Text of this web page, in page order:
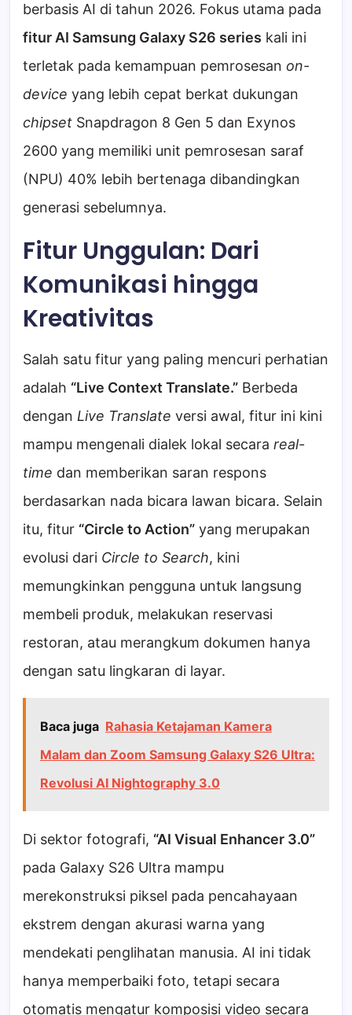
berbasis AI di tahun 2026. Fokus utama pada
fitur AI Samsung Galaxy S26 series kali ini
terletak pada kemampuan pemrosesan on-
device yang lebih cepat berkat dukungan
chipset Snapdragon 8 Gen 5 dan Exynos
2600 yang memiliki unit pemrosesan saraf
(NPU) 40% lebih bertenaga dibandingkan
generasi sebelumnya.
Fitur Unggulan: Dari
Komunikasi hingga
Kreativitas
Salah satu fitur yang paling mencuri perhatian
adalah “Live Context Translate.” Berbeda
dengan Live Translate versi awal, fitur ini kini
mampu mengenali dialek lokal secara real-
time dan memberikan saran respons
berdasarkan nada bicara lawan bicara. Selain
itu, fitur “Circle to Action” yang merupakan
evolusi dari Circle to Search, kini
memungkinkan pengguna untuk langsung
membeli produk, melakukan reservasi
restoran, atau merangkum dokumen hanya
dengan satu lingkaran di layar.
Baca juga Rahasia Ketajaman Kamera
Malam dan Zoom Samsung Galaxy S26 Ultra:
Revolusi AI Nightography 3.0
Di sektor fotografi, “AI Visual Enhancer 3.0”
pada Galaxy S26 Ultra mampu
merekonstruksi piksel pada pencahayaan
ekstrem dengan akurasi warna yang
mendekati penglihatan manusia. AI ini tidak
hanya memperbaiki foto, tetapi secara
otomatis mengatur komposisi video secara